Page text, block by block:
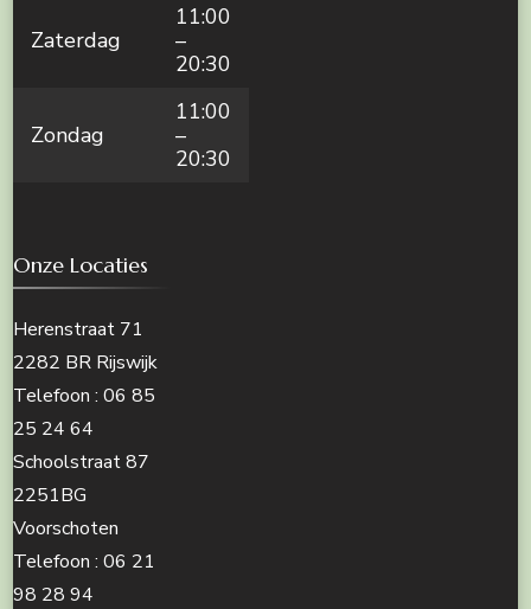
Zaterdag
11:00
–
20:30
Zondag
11:00
–
20:30
Onze Locaties
Herenstraat 71
2282 BR Rijswijk
Telefoon : 06 85
25 24 64
Schoolstraat 87
2251BG
Voorschoten
Telefoon : 06 21
98 28 94